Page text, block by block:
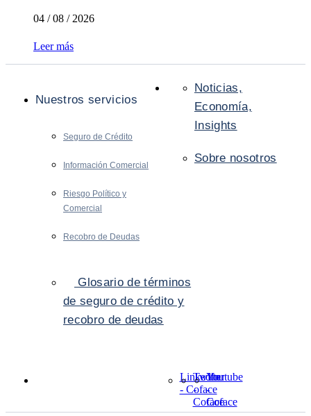
04 / 08 / 2026
Leer más
Nuestros servicios
Seguro de Crédito
Información Comercial
Riesgo Político y
Comercial
Recobro de Deudas
Noticias,
Economía,
Insights
Sobre nosotros
Glosario de términos
de seguro de crédito y
recobro de deudas
LinkedIn
- Coface
Twitter
-
Coface
Youtube
-
Coface